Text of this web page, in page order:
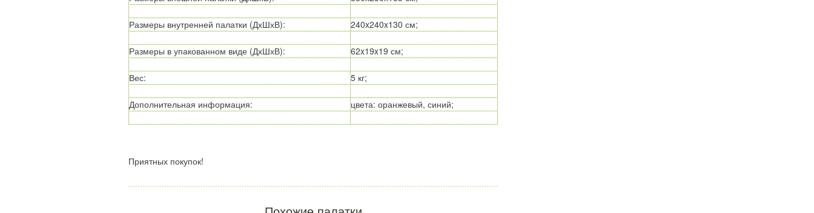
Размеры внутренней палатки (ДхШхВ): 240x240x130 см;
Размеры в упакованном виде (ДхШхВ): 62x19x19 см;
Вес: 5 кг;
Дополнительная информация: цвета: оранжевый, синий;
Приятных покупок!